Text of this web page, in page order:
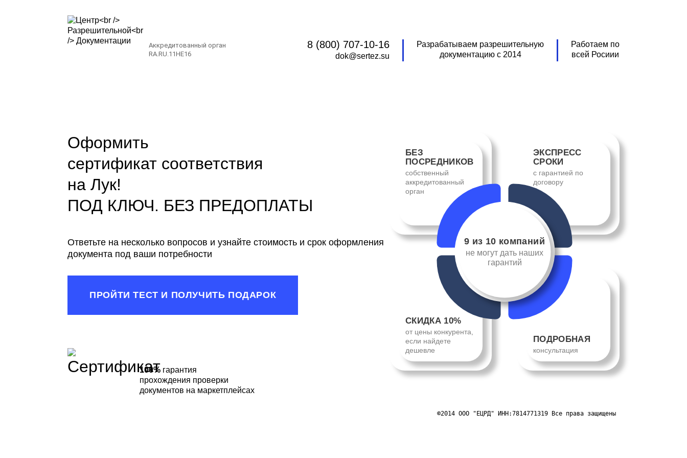
Аккредитованный орган
RA.RU.11НЕ16
8 (800) 707-10-16
dok@sertez.su
Разрабатываем разрешительную
документацию с 2014
Работаем по
всей Росиии
Оформить
сертификат соответствия
на Лук!
ПОД КЛЮЧ. БЕЗ ПРЕДОПЛАТЫ
Ответьте на несколько вопросов и узнайте стоимость и срок оформления
документа под ваши потребности
ПРОЙТИ ТЕСТ И ПОЛУЧИТЬ ПОДАРОК
100% гарантия
прохождения проверки
документов на маркетплейсах
БЕЗ
ПОСРЕДНИКОВ
собственный
аккредитованный
орган
ЭКСПРЕСС
СРОКИ
с гарантией по
договору
9 из 10 компаний
не могут дать наших
гарантий
СКИДКА 10%
от цены конкурента,
если найдете
дешевле
ПОДРОБНАЯ
консультация
©2014 ООО "ЕЦРД" ИНН:7814771319 Все права защищены